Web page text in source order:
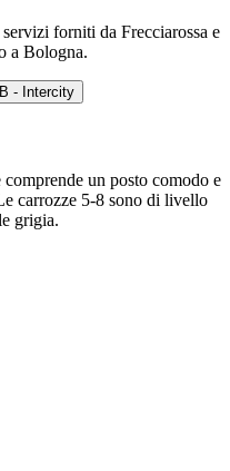
forniti da Frecciarossa e
a Bologna.
- Intercity
un posto comodo e
carrozze 5-8 sono di livello
grigia.